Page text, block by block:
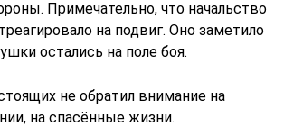
Примечательно, что начальство
на подвиг. Оно заметило
остались на поле боя.
не обратил внимание на
на спасённые жизни.